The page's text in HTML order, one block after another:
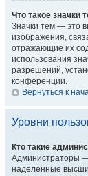
Что такое значки
Значки тем — это
изображения,
отражающие их
использования
разрешений,
конференции.
Вернуться к
Уровни
Кто такие
Администраторы
наделённые